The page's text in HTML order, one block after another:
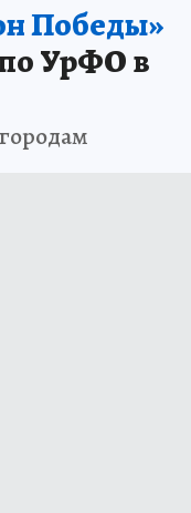
Победы»
УрФО в